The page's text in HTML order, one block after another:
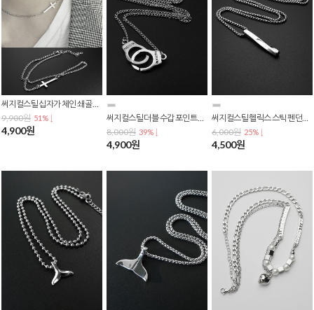
9,900원 51% ↓
4,900원
8,000원 39% ↓
4,900원
써지컬스틸 헬릭스 스틱 펜던트 포인트 체인목걸이 N-0073
6,000원 25% ↓
4,500원